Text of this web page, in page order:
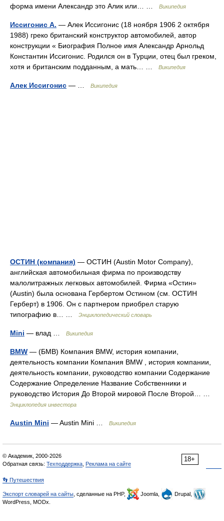
форма имени Александр это Алик или… …
Википедия
Иссигонис А. — Алек Иссигонис (18 ноября 1906 2 октября
1988) греко британский конструктор автомобилей, автор
конструкции « Биография Полное имя Александр Арнольд
Константин Иссигонис. Родился он в Турции, отец был греком,
хотя и британским подданным, а мать… …
Википедия
Алек Иссигонис — … Википедия
ОСТИН (компания) — ОСТИН (Austin Motor Company),
английская автомобильная фирма по производству
малолитражных легковых автомобилей. Фирма «Остин»
(Austin) была основана Гербертом Остином (см. ОСТИН
Герберт) в 1906. Он с партнером приобрел старую
типографию в… …
Энциклопедический словарь
Mini — влад … Википедия
BMW — (БМВ) Компания BMW, история компании,
деятельность компании Компания BMW , история компании,
деятельность компании, руководство компании Содержание
Содержание Определение Название Собственники и
руководство История До Второй мировой После Второй… …
Энциклопедия инвестора
Austin Mini — Austin Mini … Википедия
18+
© Академик, 2000-2026
Обратная связь: Техподдержка Реклама на сайте
👣 Путешествия
Экспорт словарей на сайты , сделанные на PHP, Joomla,
Drupal,
WordPress, MODx.